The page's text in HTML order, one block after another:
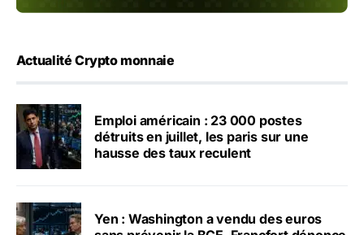
Actualité Crypto monnaie
Emploi américain : 23 000 postes
détruits en juillet, les paris sur une
hausse des taux reculent
Yen : Washington a vendu des euros